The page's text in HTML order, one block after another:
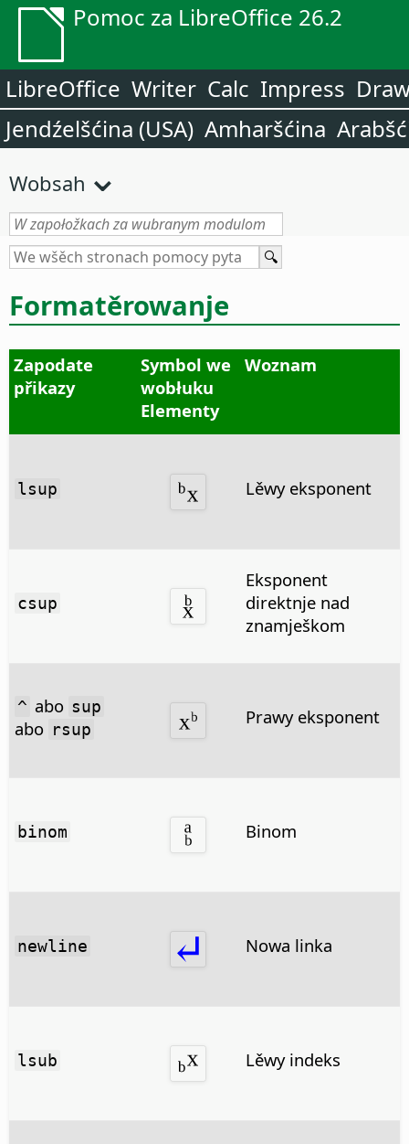
Pomoc za LibreOffice 26.2
LibreOffice Writer Calc Impress
Jendźelšćina (USA) Amharšćina
Wobsah
Formatěrowanje
Zapodate
přikazy
Symbol we
wobłuku
Elementy
Woznam
lsup Lěwy eksponent
csup
Eksponent
direktnje nad
znamješkom
^ abo sup
abo rsup
Prawy eksponent
binom Binom
newline Nowa linka
lsub Lěwy indeks